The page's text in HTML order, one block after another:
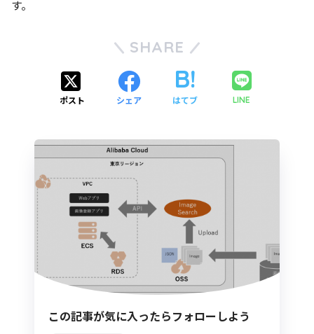
す。
SHARE
ポスト シェア はてブ LINE
この記事が気に入ったらフォローしよう